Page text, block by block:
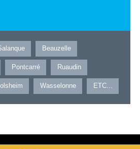
Beauzelle
Pontcarré Ruaudin
Wasselonne ETC...